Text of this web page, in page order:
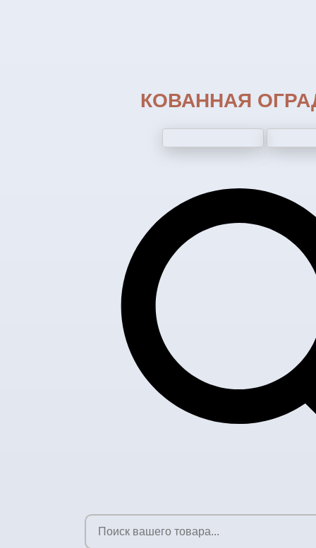
КОВАННАЯ